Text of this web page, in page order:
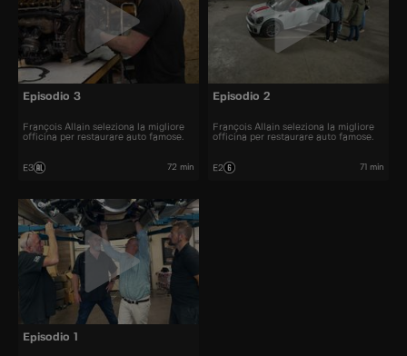
Episodio 3
François Allain seleziona la migliore
officina per restaurare auto famose.
E3 72 min
Episodio 2
François Allain seleziona la migliore
officina per restaurare auto famose.
E2 71 min
Episodio 1